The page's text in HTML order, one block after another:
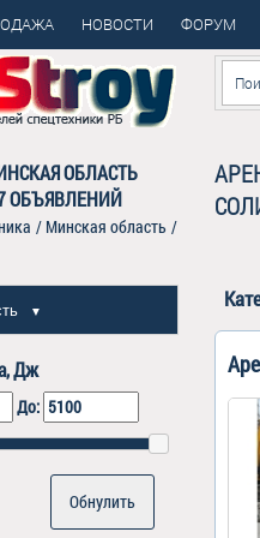
НОВОСТИ ФОРУМ
ОБЛАСТЬ
ОБЪЯВЛЕНИЙ
/ Минская область /
▼
Дж
До:
Обнулить